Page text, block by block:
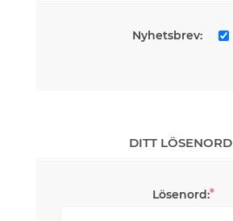
Nyhetsbrev:
DITT LÖSENORD
Lösenord:*